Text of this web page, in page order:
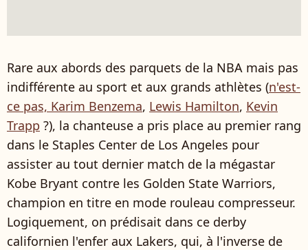
Rare aux abords des parquets de la NBA mais pas
indifférente au sport et aux grands athlètes (n'est-
ce pas, Karim Benzema, Lewis Hamilton, Kevin
Trapp ?), la chanteuse a pris place au premier rang
dans le Staples Center de Los Angeles pour
assister au tout dernier match de la mégastar
Kobe Bryant contre les Golden State Warriors,
champion en titre en mode rouleau compresseur.
Logiquement, on prédisait dans ce derby
californien l'enfer aux Lakers, qui, à l'inverse de